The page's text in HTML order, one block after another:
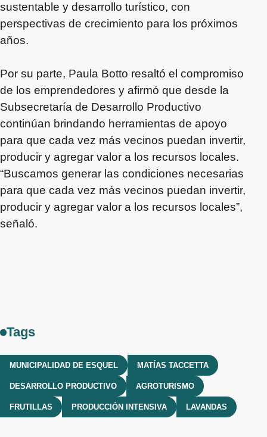
sustentable y desarrollo turístico, con
perspectivas de crecimiento para los próximos
años.
Por su parte, Paula Botto resaltó el compromiso
de los emprendedores y afirmó que desde la
Subsecretaría de Desarrollo Productivo
continúan brindando herramientas de apoyo
para que cada vez más vecinos puedan invertir,
producir y agregar valor a los recursos locales.
“Buscamos generar las condiciones necesarias
para que cada vez más vecinos puedan invertir,
producir y agregar valor a los recursos locales”,
señaló.
Tags
MUNICIPALIDAD DE ESQUEL MATÍAS TACCETTA
DESARROLLO PRODUCTIVO AGROTURISMO
FRUTILLAS PRODUCCIÓN INTENSIVA LAVANDAS